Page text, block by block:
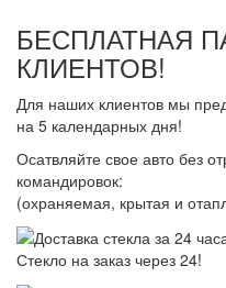
БЕСПЛАТНАЯ
КЛИЕНТОВ!
Для наших клиентов мы
на 5 календарных дня!
Осатвляйте свое авто без
командировок:
(охраняемая, крытая и
Стекло на заказ через 24!